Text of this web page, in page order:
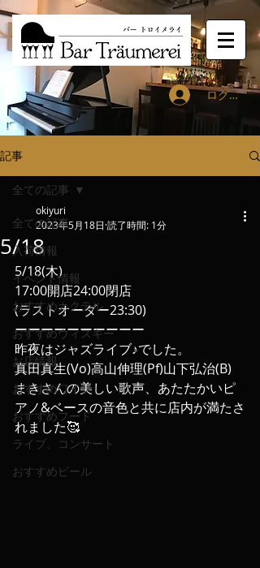
ログイン
記事
全ての記事
入荷情報
イベント情報
おすすめカクテル
おすすめウィスキー
お店情報
おすすめワイン
おすすめフード
ライブ、コンサート
おすすめビール
全ての記事
5/18
okiyuri
2023年5月18日 読了時間: 1分
5/18(木)
17:00開店24:00閉店
(ラストオーダー23:30)
ーーーーーーーーーー
昨夜はジャズライブ♪でした。
真田真生(Vo)高山伸理(Pf)山下弘治(B)
まきさんの美しい歌声、あたたかいピ
アノ&ベースの音色と共に店内が満たさ
れました🥰